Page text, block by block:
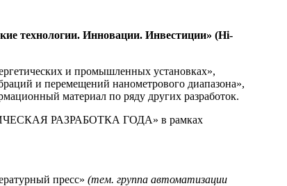
технологии. Инновации. Инвестиции» (Hi-
и промышленных установках»,
и перемещений нанометрового диапазона»,
материал по ряду других разработок.
РАЗРАБОТКА ГОДА» в рамках
пресс» (тем. группа автоматизации